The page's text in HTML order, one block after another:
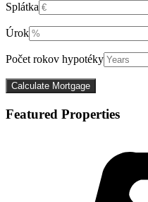
Splátka
Úrok
Počet rokov hypotéky
Featured Properties